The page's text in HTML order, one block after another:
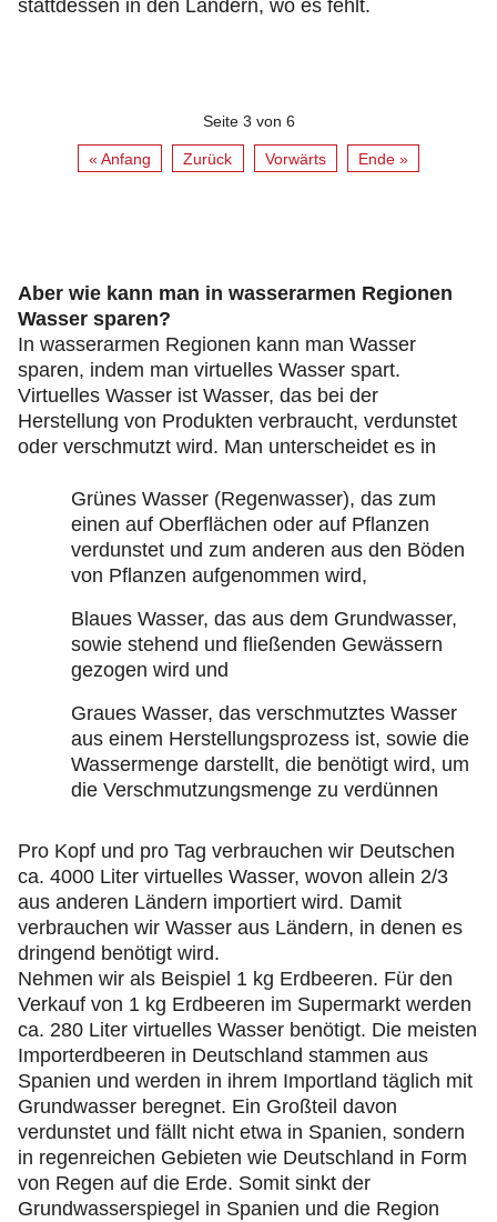
stattdessen in den Ländern, wo es fehlt.
Seite 3 von 6
« Anfang Zurück Vorwärts Ende »
Aber wie kann man in wasserarmen Regionen
Wasser sparen?
In wasserarmen Regionen kann man Wasser
sparen, indem man virtuelles Wasser spart.
Virtuelles Wasser ist Wasser, das bei der
Herstellung von Produkten verbraucht, verdunstet
oder verschmutzt wird. Man unterscheidet es in
Grünes Wasser (Regenwasser), das zum
einen auf Oberflächen oder auf Pflanzen
verdunstet und zum anderen aus den Böden
von Pflanzen aufgenommen wird,
Blaues Wasser, das aus dem Grundwasser,
sowie stehend und fließenden Gewässern
gezogen wird und
Graues Wasser, das verschmutztes Wasser
aus einem Herstellungsprozess ist, sowie die
Wassermenge darstellt, die benötigt wird, um
die Verschmutzungsmenge zu verdünnen
Pro Kopf und pro Tag verbrauchen wir Deutschen
ca. 4000 Liter virtuelles Wasser, wovon allein 2/3
aus anderen Ländern importiert wird. Damit
verbrauchen wir Wasser aus Ländern, in denen es
dringend benötigt wird.
Nehmen wir als Beispiel 1 kg Erdbeeren. Für den
Verkauf von 1 kg Erdbeeren im Supermarkt werden
ca. 280 Liter virtuelles Wasser benötigt. Die meisten
Importerdbeeren in Deutschland stammen aus
Spanien und werden in ihrem Importland täglich mit
Grundwasser beregnet. Ein Großteil davon
verdunstet und fällt nicht etwa in Spanien, sondern
in regenreichen Gebieten wie Deutschland in Form
von Regen auf die Erde. Somit sinkt der
Grundwasserspiegel in Spanien und die Region